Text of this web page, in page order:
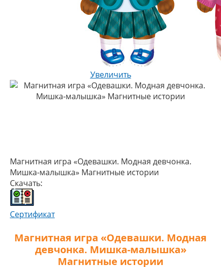
Увеличить
Магнитная игра «Одевашки. Модная девчонка.
Мишка-малышка» Магнитные истории
Скачать:
Сертификат
Магнитная игра «Одевашки. Модная
девчонка. Мишка-малышка»
Магнитные истории